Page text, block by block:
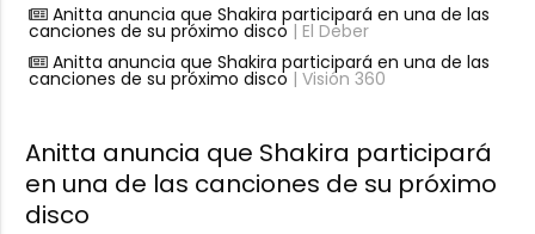
Anitta anuncia que Shakira participará en una de las
canciones de su próximo disco | El Deber
Anitta anuncia que Shakira participará en una de las
canciones de su próximo disco | Visión 360
Anitta anuncia que Shakira participará
en una de las canciones de su próximo
disco